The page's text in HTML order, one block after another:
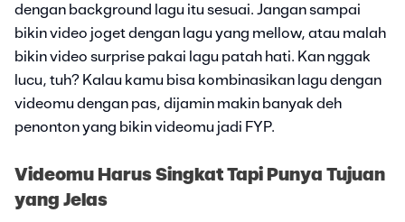
dengan background lagu itu sesuai. Jangan sampai
bikin video joget dengan lagu yang mellow, atau malah
bikin video surprise pakai lagu patah hati. Kan nggak
lucu, tuh? Kalau kamu bisa kombinasikan lagu dengan
videomu dengan pas, dijamin makin banyak deh
penonton yang bikin videomu jadi FYP.
Videomu Harus Singkat Tapi Punya Tujuan
yang Jelas